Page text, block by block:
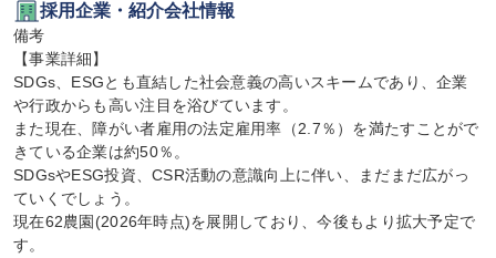
採用企業・紹介会社情報
備考
【事業詳細】
SDGs、ESGとも直結した社会意義の高いスキームであり、企業
や行政からも高い注目を浴びています。
また現在、障がい者雇用の法定雇用率（2.7％）を満たすことがで
きている企業は約50％。
SDGsやESG投資、CSR活動の意識向上に伴い、まだまだ広がっ
ていくでしょう。
現在62農園(2026年時点)を展開しており、今後もより拡大予定で
す。